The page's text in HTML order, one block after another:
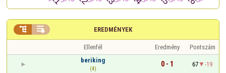
EREDMÉNYEK
 
Ellenfél Eredmény
Pontszám
beriking
(4)
0 - 1 67
-19